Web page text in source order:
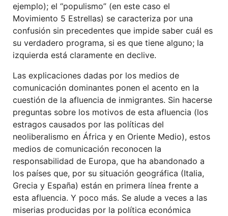
ejemplo); el “populismo” (en este caso el
Movimiento 5 Estrellas) se caracteriza por una
confusión sin precedentes que impide saber cuál es
su verdadero programa, si es que tiene alguno; la
izquierda está claramente en declive.
Las explicaciones dadas por los medios de
comunicación dominantes ponen el acento en la
cuestión de la afluencia de inmigrantes. Sin hacerse
preguntas sobre los motivos de esta afluencia (los
estragos causados por las políticas del
neoliberalismo en África y en Oriente Medio), estos
medios de comunicación reconocen la
responsabilidad de Europa, que ha abandonado a
los países que, por su situación geográfica (Italia,
Grecia y España) están en primera línea frente a
esta afluencia. Y poco más. Se alude a veces a las
miserias producidas por la política económica